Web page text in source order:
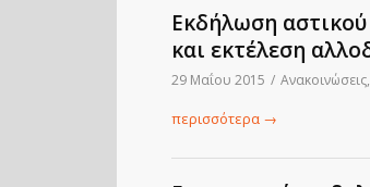
Εκδήλωση αστικού
και εκτέλεση
29 Μαΐου 2015 / Ανακοινώσεις,
περισσότερα →